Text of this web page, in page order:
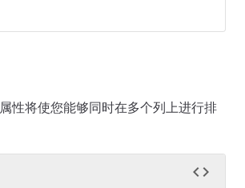
属性将使您能够同时在多个列上进行排